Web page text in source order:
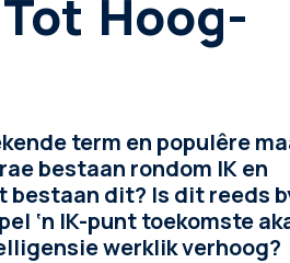
Hoog-
term en populêre
bestaan ​​rondom IK en
dit? Is dit reeds
‘n IK-punt toekomste
werklik verhoog?